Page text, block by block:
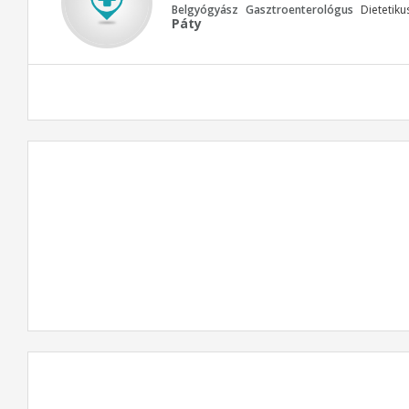
Belgyógyász Gasztroenterológus
Páty